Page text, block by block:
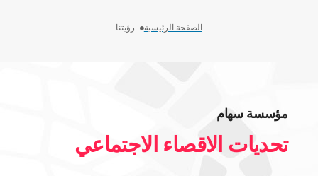
الصفحة الرئيسية رؤيتنا
مؤسسة سهام
تحديات الاقصاء الاجتماعي